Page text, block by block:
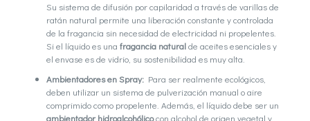
Su sistema de difusión por capilaridad a través de varillas de
ratán natural permite una liberación constante y controlada
de la fragancia sin necesidad de electricidad ni propelentes.
Si el líquido es una fragancia naturalde aceites esenciales y
el envase es de vidrio, su sostenibilidad es muy alta.
Ambientadores en Spray:Para ser realmente ecológicos,
deben utilizar un sistema de pulverización manual o aire
comprimido como propelente. Además, el líquido debe ser un
ambientador hidroalcohólicocon alcohol de origen vegetal y